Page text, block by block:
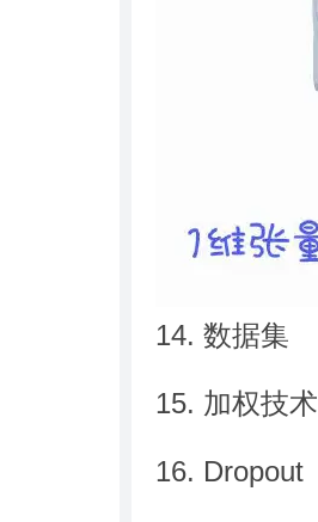
14. 数据集
15. 加权技术
16. Dropout